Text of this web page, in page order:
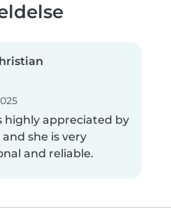
highly appreciated by
she is very
and reliable.